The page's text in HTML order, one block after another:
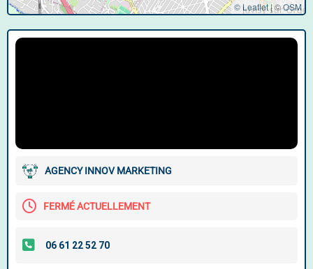
© Leaflet|©OSM
AGENCY INNOV MARKETING
FERMÉ ACTUELLEMENT